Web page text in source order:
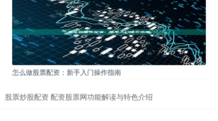
怎么做股票配资：新手入门操作指南
股票炒股配资 配资股票网功能解读与特色介绍